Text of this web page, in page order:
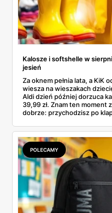
Kalosze i softshelle w
jesień
Za oknem pełnia lata, a KiK
wiesza na wieszakach
Aldi dzień później dorzuca
39,99 zł. Znam ten moment
dobrze: przychodzisz po
pojawi się w gazetkach w
sens kupować jesień, zanim
POLECAMY